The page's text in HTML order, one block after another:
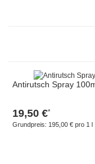
Antirutsch Spray
19,50 €*
Grundpreis: 195,00 € pro 1 l